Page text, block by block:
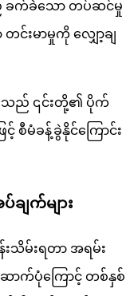
ခက်ခဲသော တပ်ဆင်မှု
င်းမာမှုကို လျှော့ချ
သည် ၎င်းတို့၏ ပိုက်
စီမံခန့်ခွဲနိုင်ကြောင်း
ျက်များ
ထိန်းသိမ်းရတာ အရမ်း
က်ပုံကြောင့် တစ်နှစ်